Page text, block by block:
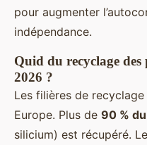
pour augmenter
indépendance.
Quid du recyclage
2026 ?
Les filières de
Europe. Plus de 90 %
silicium) est récupéré.